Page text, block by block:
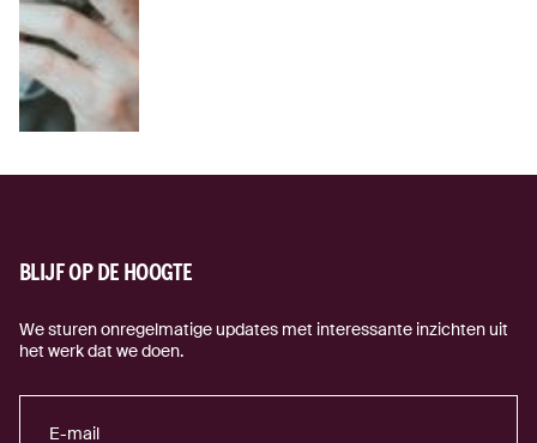
BLIJF OP DE HOOGTE
We sturen onregelmatige updates met interessante inzichten uit
het werk dat we doen.